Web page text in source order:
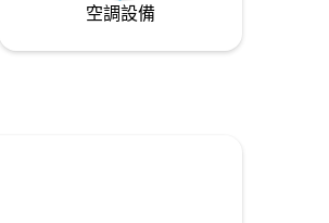
空調設備